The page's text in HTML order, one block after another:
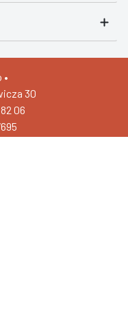
30
06